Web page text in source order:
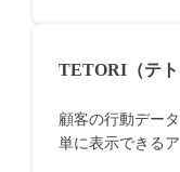
TETORI（テ
顧客の行動デー
単に表示できるア